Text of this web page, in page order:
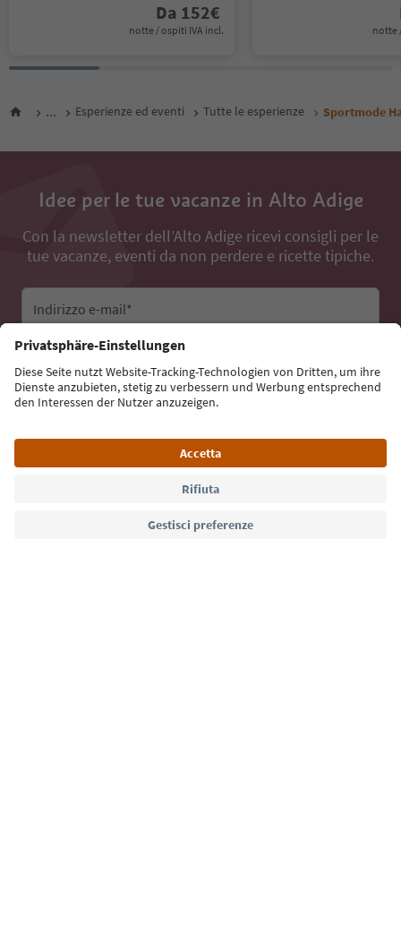
Da 152€
notte / ospiti IVA incl. notte
... Esperienze ed eventi Tutte le esperienze Sportmode
Idee per le tue vacanze in Alto Adige
Con la newsletter dell’Alto Adige ricevi consigli per le
tue vacanze, eventi da non perdere e ricette tipiche.
Indirizzo e-mail*
Iscriviti alla newsletter